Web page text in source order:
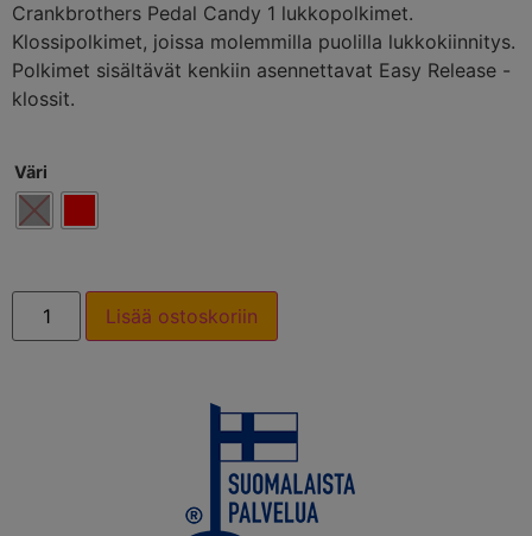
Crankbrothers Pedal Candy 1 lukkopolkimet.
Klossipolkimet, joissa molemmilla puolilla lukkokiinnitys.
Polkimet sisältävät kenkiin asennettavat Easy Release -
klossit.
Väri
Lisää ostoskoriin